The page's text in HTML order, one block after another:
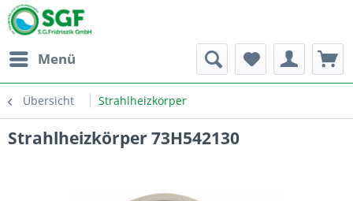
Menü
Übersicht Strahlheizkörper
Strahlheizkörper 73H542130